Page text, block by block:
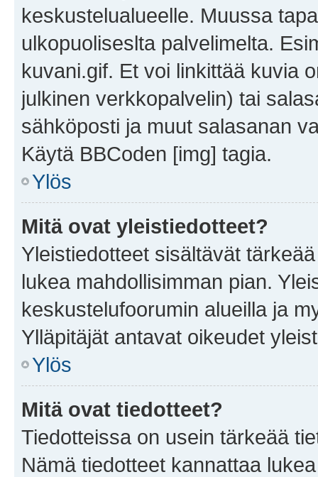
keskustelualueelle. Muussa
ulkopuoliseslta palvelimelta.
kuvani.gif. Et voi linkittää kuvia
julkinen verkkopalvelin) tai
sähköposti ja muut salasanan
Käytä BBCoden [img] tagia.
Ylös
Mitä ovat yleistiedotteet?
Yleistiedotteet sisältävät
lukea mahdollisimman pian.
keskustelufoorumin alueilla ja
Ylläpitäjät antavat oikeudet
Ylös
Mitä ovat tiedotteet?
Tiedotteissa on usein tärkeää
Nämä tiedotteet kannattaa